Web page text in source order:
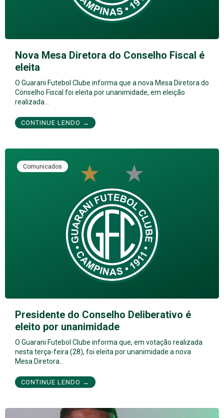
Nova Mesa Diretora do Conselho Fiscal é
eleita
O Guarani Futebol Clube informa que a nova Mesa Diretora do
Conselho Fiscal foi eleita por unanimidade, em eleição
realizada…
CONTINUE LENDO →
Comunicados
Presidente do Conselho Deliberativo é
eleito por unanimidade
O Guarani Futebol Clube informa que, em votação realizada
nesta terça-feira (28), foi eleita por unanimidade a nova
Mesa Diretora…
CONTINUE LENDO →